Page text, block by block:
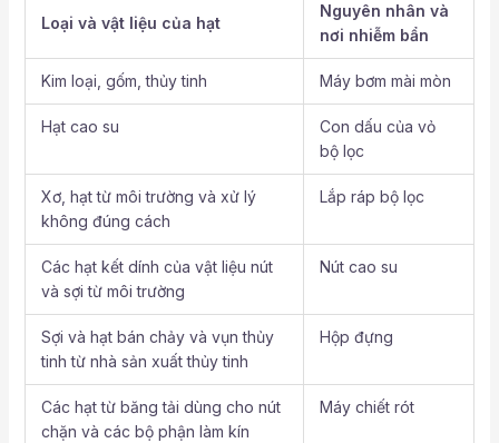
Loại và vật liệu của hạt
Nguyên nhân và
nơi nhiễm bẩn
Kim loại, gốm, thủy tinh Máy bơm mài mòn
Hạt cao su
Con dấu của vỏ
bộ lọc
Xơ, hạt từ môi trường và xử lý
không đúng cách
Lắp ráp bộ lọc
Các hạt kết dính của vật liệu nút
và sợi từ môi trường
Nút cao su
Sợi và hạt bán chảy và vụn thủy
tinh từ nhà sản xuất thủy tinh
Hộp đựng
Các hạt từ băng tải dùng cho nút
chặn và các bộ phận làm kín
Máy chiết rót